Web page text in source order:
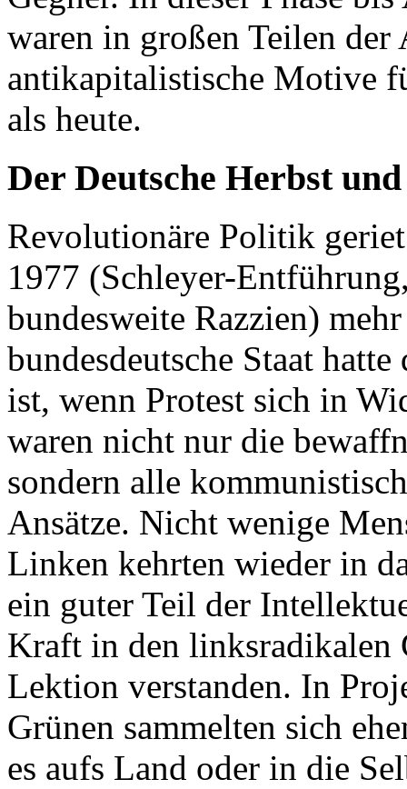
waren in großen Teilen
antikapitalistische Motive
als heute.
Der Deutsche Herbst
Revolutionäre Politik
1977 (Schleyer-
bundesweite Razzien)
bundesdeutsche Staat
ist, wenn Protest sich in
waren nicht nur die
sondern alle
Ansätze. Nicht wenige
Linken kehrten wieder in
ein guter Teil der
Kraft in den linksradikalen
Lektion verstanden. In
Grünen sammelten sich
es aufs Land oder in die